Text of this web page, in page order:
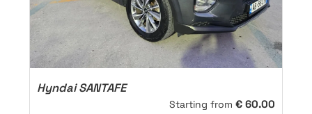
Hyndai SANTAFE
Starting from € 60.00